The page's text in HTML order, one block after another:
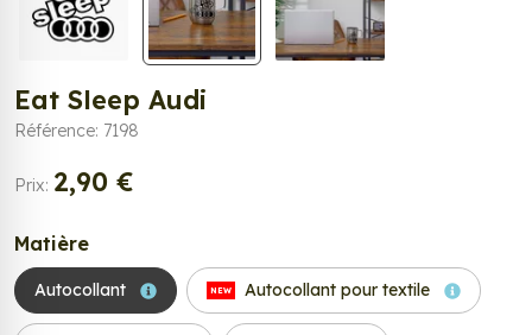
Eat Sleep Audi
Référence: 7198
Prix: 2,90 €
Matière
Autocollant NEW Autocollant pour textile